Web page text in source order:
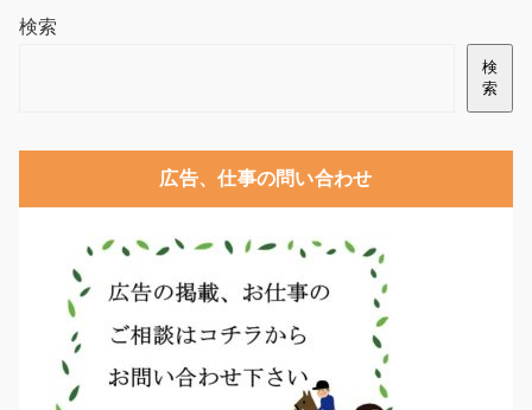
検索
検
索
広告、仕事の問い合わせ